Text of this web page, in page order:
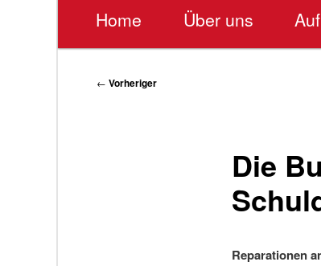
Home Über uns
Beitragsnavigation
← Vorheriger
Die
Reparationen